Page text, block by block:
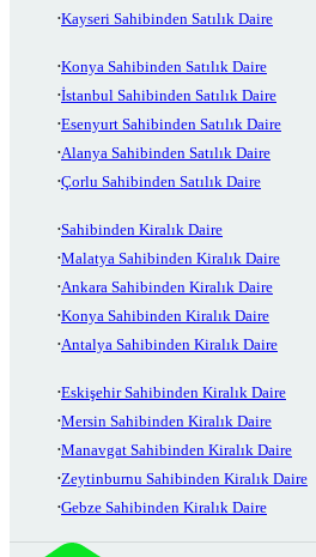
Kayseri Sahibinden Satılık Daire
Konya Sahibinden Satılık Daire
İstanbul Sahibinden Satılık Daire
Esenyurt Sahibinden Satılık Daire
Alanya Sahibinden Satılık Daire
Çorlu Sahibinden Satılık Daire
Sahibinden Kiralık Daire
Malatya Sahibinden Kiralık Daire
Ankara Sahibinden Kiralık Daire
Konya Sahibinden Kiralık Daire
Antalya Sahibinden Kiralık Daire
Eskişehir Sahibinden Kiralık Daire
Mersin Sahibinden Kiralık Daire
Manavgat Sahibinden Kiralık Daire
Zeytinburnu Sahibinden Kiralık Daire
Gebze Sahibinden Kiralık Daire